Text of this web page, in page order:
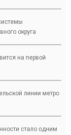
округа
на первой
линии метро
стало одним